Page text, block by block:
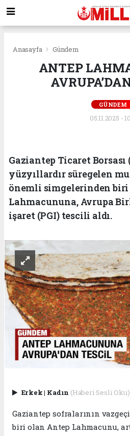
Anasayfa Gündem
ANTEP
GÜNDEM
05.11.2025 -
Gaziantep Ticaret Borsası
yüzyıllardır süregelen
önemli simgelerinden
Lahmacununa, Avrupa
işaret (PGI) tescili aldı.
Erkek| Kadın (Haberi Sesli Oku)
Gaziantep sofralarının
biri olan Antep Lahmacunu,